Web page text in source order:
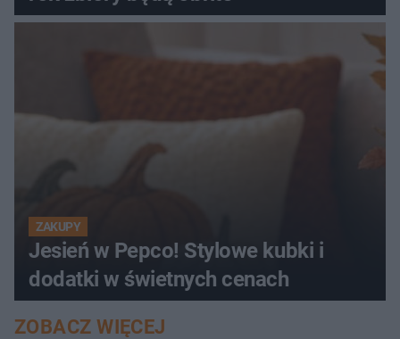
ZAKUPY
Jesień w Pepco! Stylowe kubki i
dodatki w świetnych cenach
ZOBACZ WIĘCEJ